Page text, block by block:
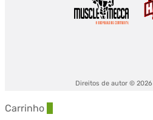
Direitos de autor © 2026
Carrinho